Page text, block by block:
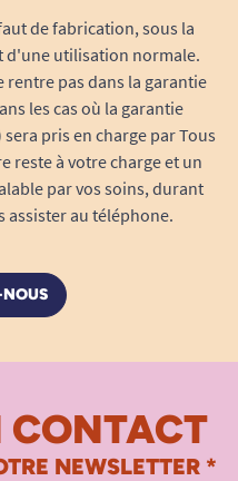
de fabrication, sous la
utilisation normale.
pas dans la garantie
les cas où la garantie
pris en charge par Tous
reste à votre charge et un
par vos soins, durant
assister au téléphone.
CONTACT
NEWSLETTER *